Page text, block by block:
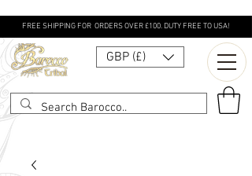
FREE SHIPPING FOR ORDERS OVER £100. DUTY FREE TO USA!
GBP (£)